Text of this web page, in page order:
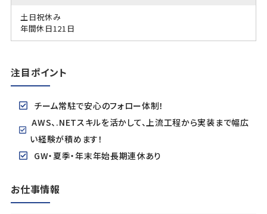
土日祝休み
年間休日121日
注目ポイント
チーム常駐で安心のフォロー体制！
AWS、.NETスキルを活かして、上流工程から実装まで幅広
い経験が積めます！
GW・夏季・年末年始長期連休あり
お仕事情報